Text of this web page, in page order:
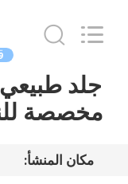
منزل،
بيت
منتجات
Manufacturing
جلد
مخصصة
مكان المنشأ: